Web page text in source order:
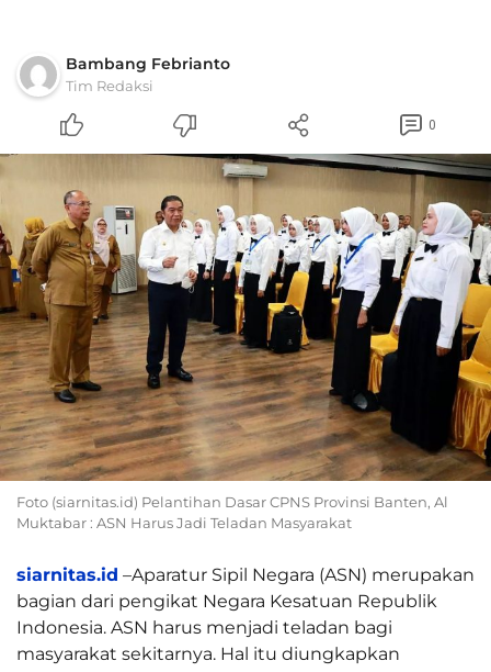
Bambang Febrianto
Tim Redaksi
0
Foto (siarnitas.id) Pelantihan Dasar CPNS Provinsi Banten, Al
Muktabar : ASN Harus Jadi Teladan Masyarakat
siarnitas.id –Aparatur Sipil Negara (ASN) merupakan
bagian dari pengikat Negara Kesatuan Republik
Indonesia. ASN harus menjadi teladan bagi
masyarakat sekitarnya. Hal itu diungkapkan